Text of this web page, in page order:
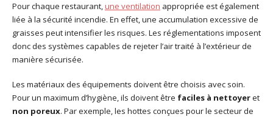
Pour chaque restaurant,une ventilation appropriée est également
liée à la sécurité incendie. En effet, une accumulation excessive de
graisses peut intensifier les risques. Les réglementations imposent
donc des systèmes capables de rejeter l’air traité à l’extérieur de
manière sécurisée.
Les matériaux des équipements doivent être choisis avec soin.
Pour un maximum d’hygiène, ils doivent être faciles à nettoyeret
non poreux. Par exemple, les hottes conçues pour le secteur de